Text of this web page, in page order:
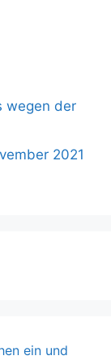
wegen der
2021
ein und